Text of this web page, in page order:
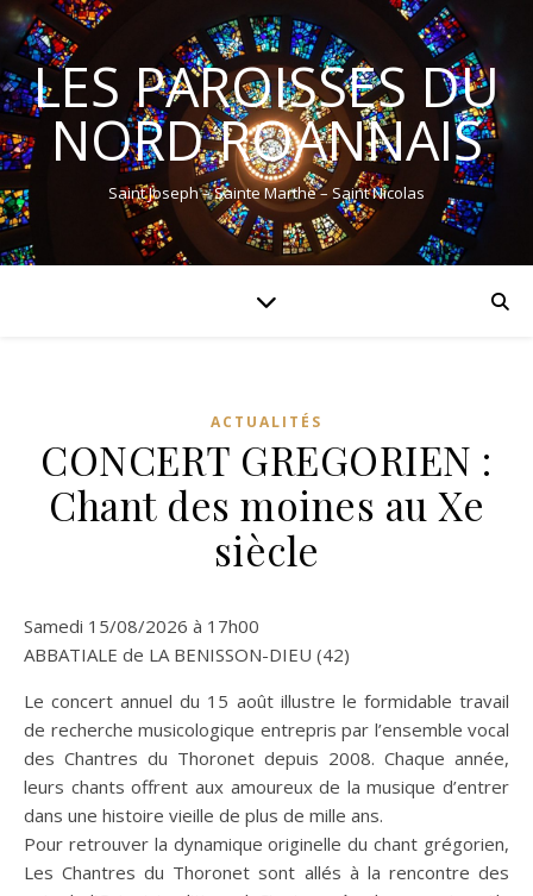
LES PAROISSES DU
NORD ROANNAIS
Saint Joseph – Sainte Marthe – Saint Nicolas
ACTUALITÉS
CONCERT GREGORIEN :
Chant des moines au Xe
siècle
Samedi 15/08/2026 à 17h00
ABBATIALE de LA BENISSON-DIEU (42)
Le concert annuel du 15 août illustre le formidable travail
de recherche musicologique entrepris par l’ensemble vocal
des Chantres du Thoronet depuis 2008. Chaque année,
leurs chants offrent aux amoureux de la musique d’entrer
dans une histoire vieille de plus de mille ans.
Pour retrouver la dynamique originelle du chant grégorien,
Les Chantres du Thoronet sont allés à la rencontre des